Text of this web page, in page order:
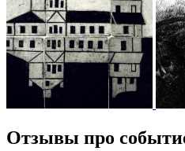
Отзывы про